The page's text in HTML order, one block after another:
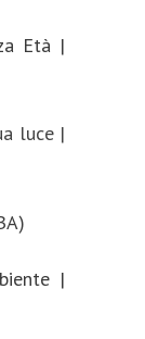
Età |
luce |
|